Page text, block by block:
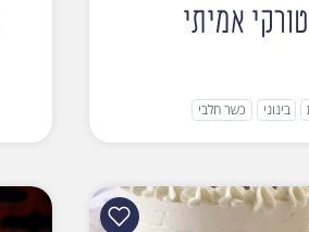
אמיתי
בינוני כשר חלבי